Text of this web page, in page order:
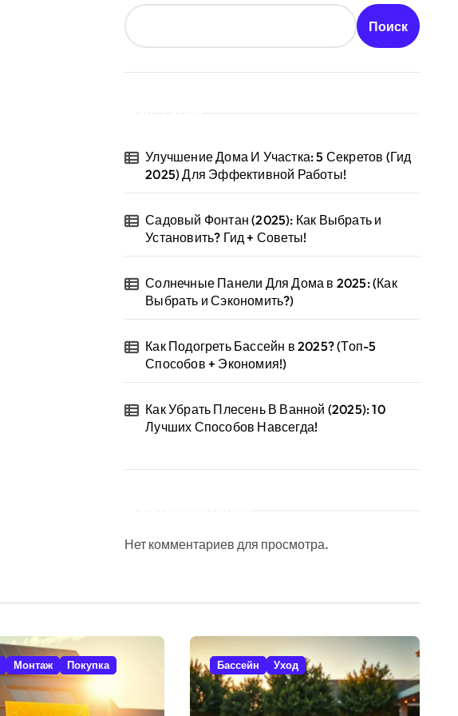
Поиск
Улучшение Дома И Участка: 5 Секретов (Гид
2025) Для Эффективной Работы!
Садовый Фонтан (2025): Как Выбрать и
Установить? Гид + Советы!
Солнечные Панели Для Дома в 2025: (Как
Выбрать и Сэкономить?)
Как Подогреть Бассейн в 2025? (Топ-5
Способов + Экономия!)
Как Убрать Плесень В Ванной (2025): 10
Лучших Способов Навсегда!
Нет комментариев для просмотра.
Монтаж Покупка Бассейн Уход